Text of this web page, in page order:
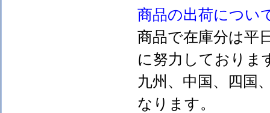
商品の出荷につい
商品で在庫分は平
に努力しておりま
九州、中国、四国
なります。